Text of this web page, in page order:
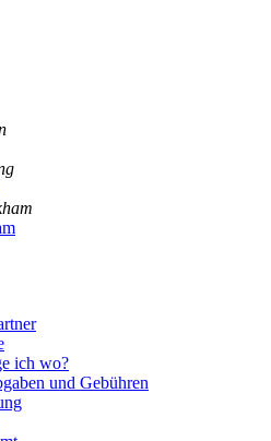
ich wo?
und Gebühren